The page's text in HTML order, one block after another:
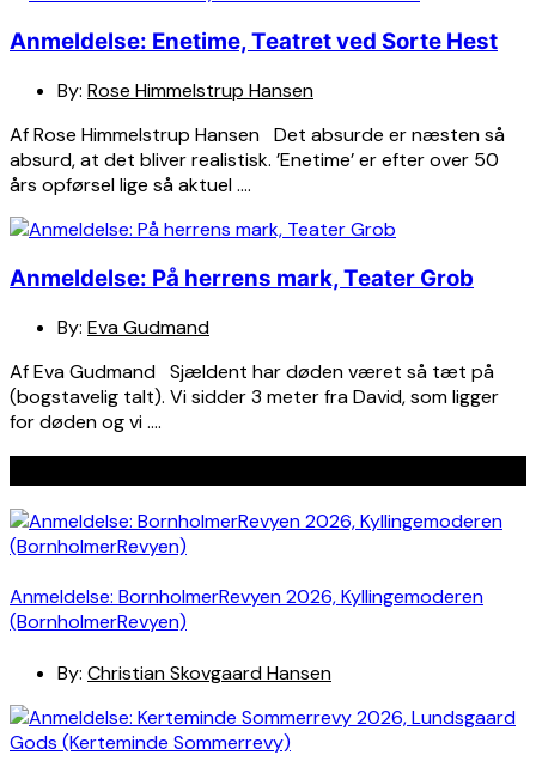
Anmeldelse: Enetime, Teatret ved Sorte Hest
By: Rose Himmelstrup Hansen
Af Rose Himmelstrup Hansen Det absurde er næsten så
absurd, at det bliver realistisk. ’Enetime’ er efter over 50
års opførsel lige så aktuel ….
Anmeldelse: På herrens mark, Teater Grob
By: Eva Gudmand
Af Eva Gudmand Sjældent har døden været så tæt på
(bogstavelig talt). Vi sidder 3 meter fra David, som ligger
for døden og vi ….
Anmeldelse: BornholmerRevyen 2026, Kyllingemoderen
(BornholmerRevyen)
By: Christian Skovgaard Hansen